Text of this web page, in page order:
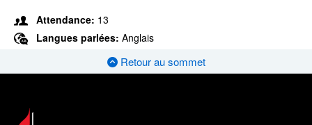
Attendance: 13
Langues parlées: Anglais
Retour au sommet